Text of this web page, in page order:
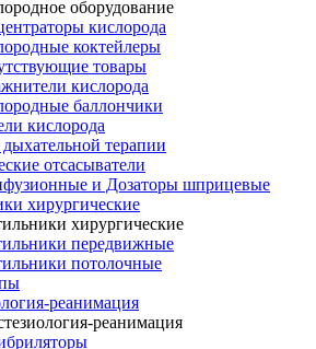
оборудование
кислорода
коктейлеры
товары
кислорода
баллончики
кислорода
терапии
отсасыватели
и Дозаторы шприцевые
хирургические
хирургические
передвижные
потолочные
реанимация
реанимация